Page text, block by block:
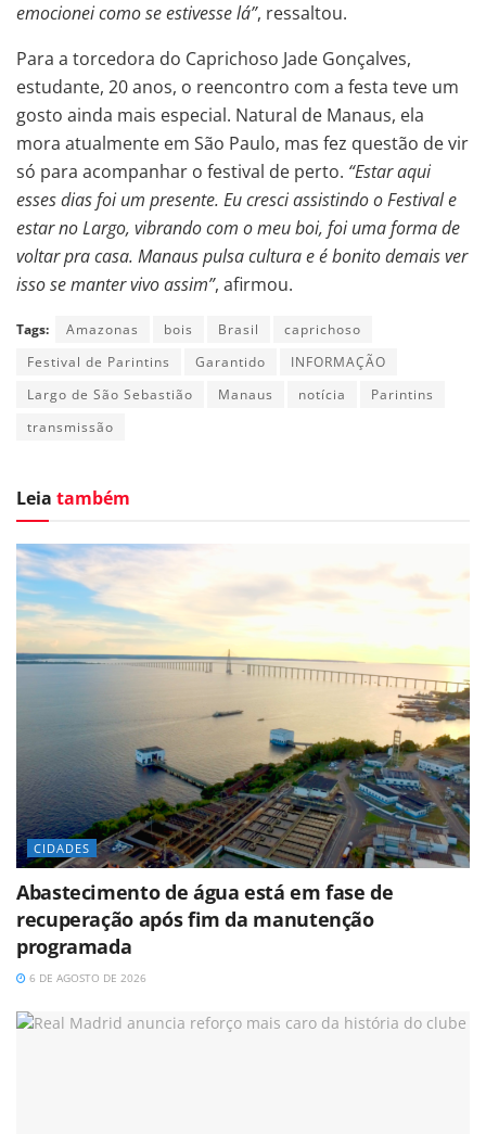
emocionei como se estivesse lá”, ressaltou.
Para a torcedora do Caprichoso Jade Gonçalves,
estudante, 20 anos, o reencontro com a festa teve um
gosto ainda mais especial. Natural de Manaus, ela
mora atualmente em São Paulo, mas fez questão de vir
só para acompanhar o festival de perto. “Estar aqui
esses dias foi um presente. Eu cresci assistindo o Festival e
estar no Largo, vibrando com o meu boi, foi uma forma de
voltar pra casa. Manaus pulsa cultura e é bonito demais ver
isso se manter vivo assim”, afirmou.
Tags: Amazonas bois Brasil
caprichoso
Festival de Parintins
Garantido
INFORMAÇÃO
Largo de São Sebastião
Manaus notícia
Parintins
transmissão
Leia também
CIDADES
Abastecimento de água está em fase de
recuperação após fim da manutenção
programada
6 DE AGOSTO DE 2026